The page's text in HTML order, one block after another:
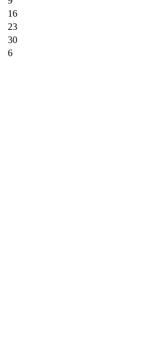
16
23
30
6